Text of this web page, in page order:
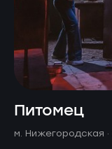
Питомец
м. Нижегородская ·